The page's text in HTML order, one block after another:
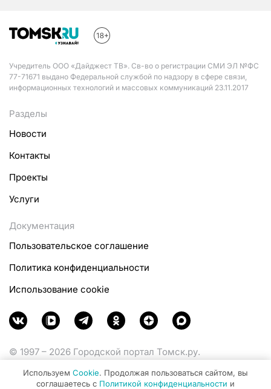
Учредитель ООО «Дайджест ТВ». Св-во о регистрации СМИ ЭЛ №ФС
77-71671 выдано Федеральной службой по надзору в сфере связи,
информационных технологий и массовых коммуникаций 23.11.2017
Разделы
Новости
Контакты
Проекты
Услуги
Документация
Пользовательское соглашение
Политика конфиденциальности
Использование cookie
© 1997 – 2026 Городской портал Томск.ру.
Министерства цифрового развития, связи и массовых
Используем Cookie. Продолжая пользоваться сайтом, вы
соглашаетесь с Политикой конфиденциальности и